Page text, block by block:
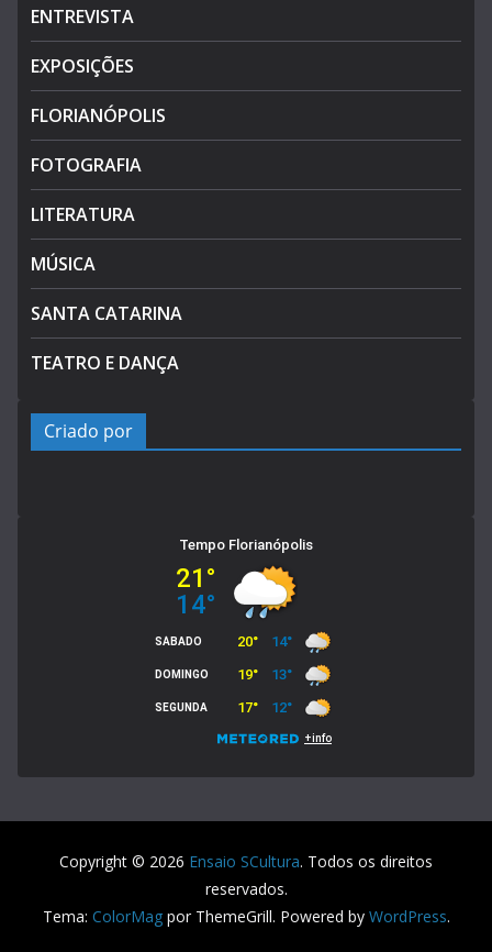
ENTREVISTA
EXPOSIÇÕES
FLORIANÓPOLIS
FOTOGRAFIA
LITERATURA
MÚSICA
SANTA CATARINA
TEATRO E DANÇA
Criado por
Copyright © 2026 Ensaio SCultura. Todos os direitos
reservados.
Tema: ColorMagpor ThemeGrill. Powered by WordPress.